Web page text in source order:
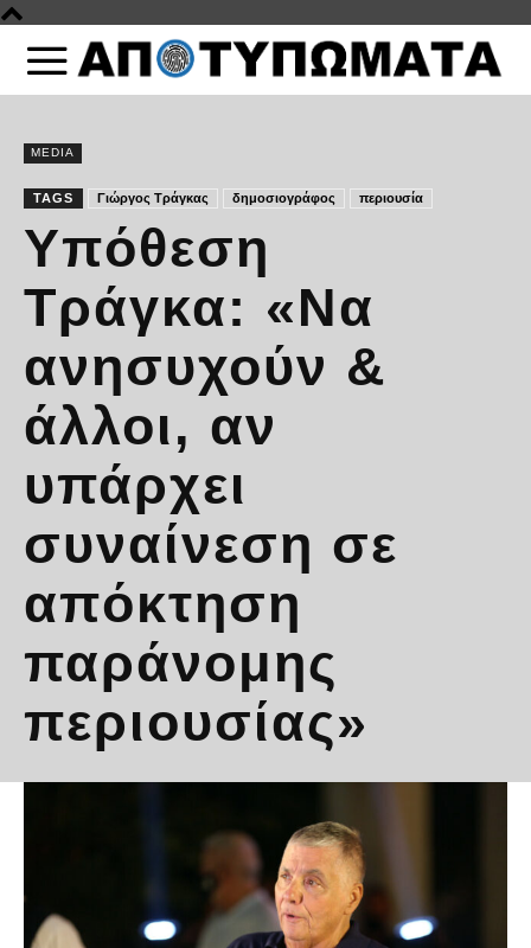
MEDIA
TAGS Γιώργος Τράγκας δημοσιογράφος περιουσία
Υπόθεση
Τράγκα: «Να
ανησυχούν &
άλλοι, αν
υπάρχει
συναίνεση σε
απόκτηση
παράνομης
περιουσίας»